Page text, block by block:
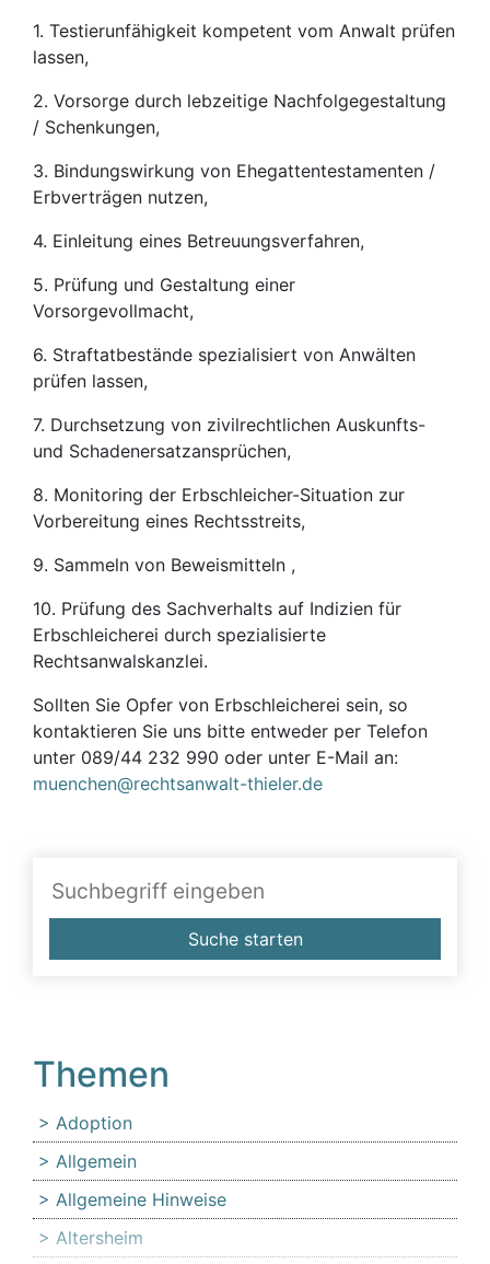
1. Testierunfähigkeit kompetent vom Anwalt prüfen
lassen,
2. Vorsorge durch lebzeitige Nachfolgegestaltung
/ Schenkungen,
3. Bindungswirkung von Ehegattentestamenten /
Erbverträgen nutzen,
4. Einleitung eines Betreuungsverfahren,
5. Prüfung und Gestaltung einer
Vorsorgevollmacht,
6. Straftatbestände spezialisiert von Anwälten
prüfen lassen,
7. Durchsetzung von zivilrechtlichen Auskunfts-
und Schadenersatzansprüchen,
8. Monitoring der Erbschleicher-Situation zur
Vorbereitung eines Rechtsstreits,
9. Sammeln von Beweismitteln ,
10. Prüfung des Sachverhalts auf Indizien für
Erbschleicherei durch spezialisierte
Rechtsanwalskanzlei.
Sollten Sie Opfer von Erbschleicherei sein, so
kontaktieren Sie uns bitte entweder per Telefon
unter 089/44 232 990 oder unter E-Mail an:
muenchen@rechtsanwalt-thieler.de
Suche starten
Themen
Adoption
Allgemein
Allgemeine Hinweise
Altersheim